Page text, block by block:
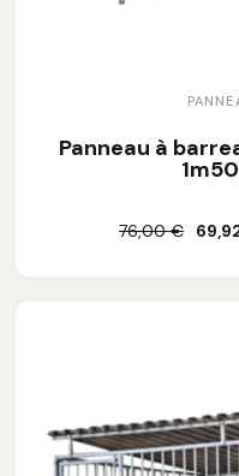
Panneau à
76,00 €